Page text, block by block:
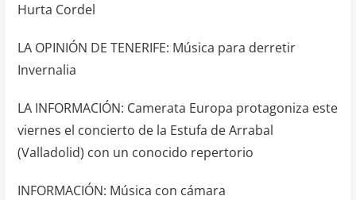
Hurta Cordel
LA OPINIÓN DE TENERIFE: Música para derretir
Invernalia
LA INFORMACIÓN: Camerata Europa protagoniza este
viernes el concierto de la Estufa de Arrabal
(Valladolid) con un conocido repertorio
INFORMACIÓN: Música con cámara